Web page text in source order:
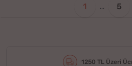
1 5
1250 TL Üzeri